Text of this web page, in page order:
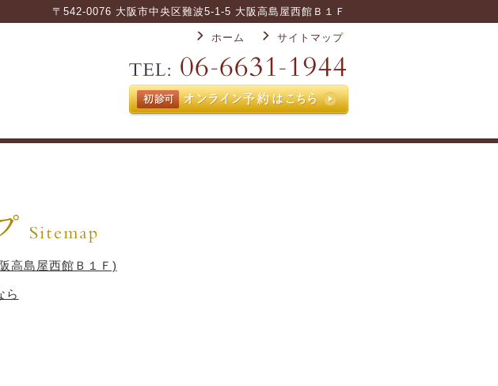
ホーム サイトマップ
高島屋西館Ｂ１Ｆ)
ら
〒542-0076 大阪市中央区難波5-1-5 大阪高島屋西館Ｂ１Ｆ